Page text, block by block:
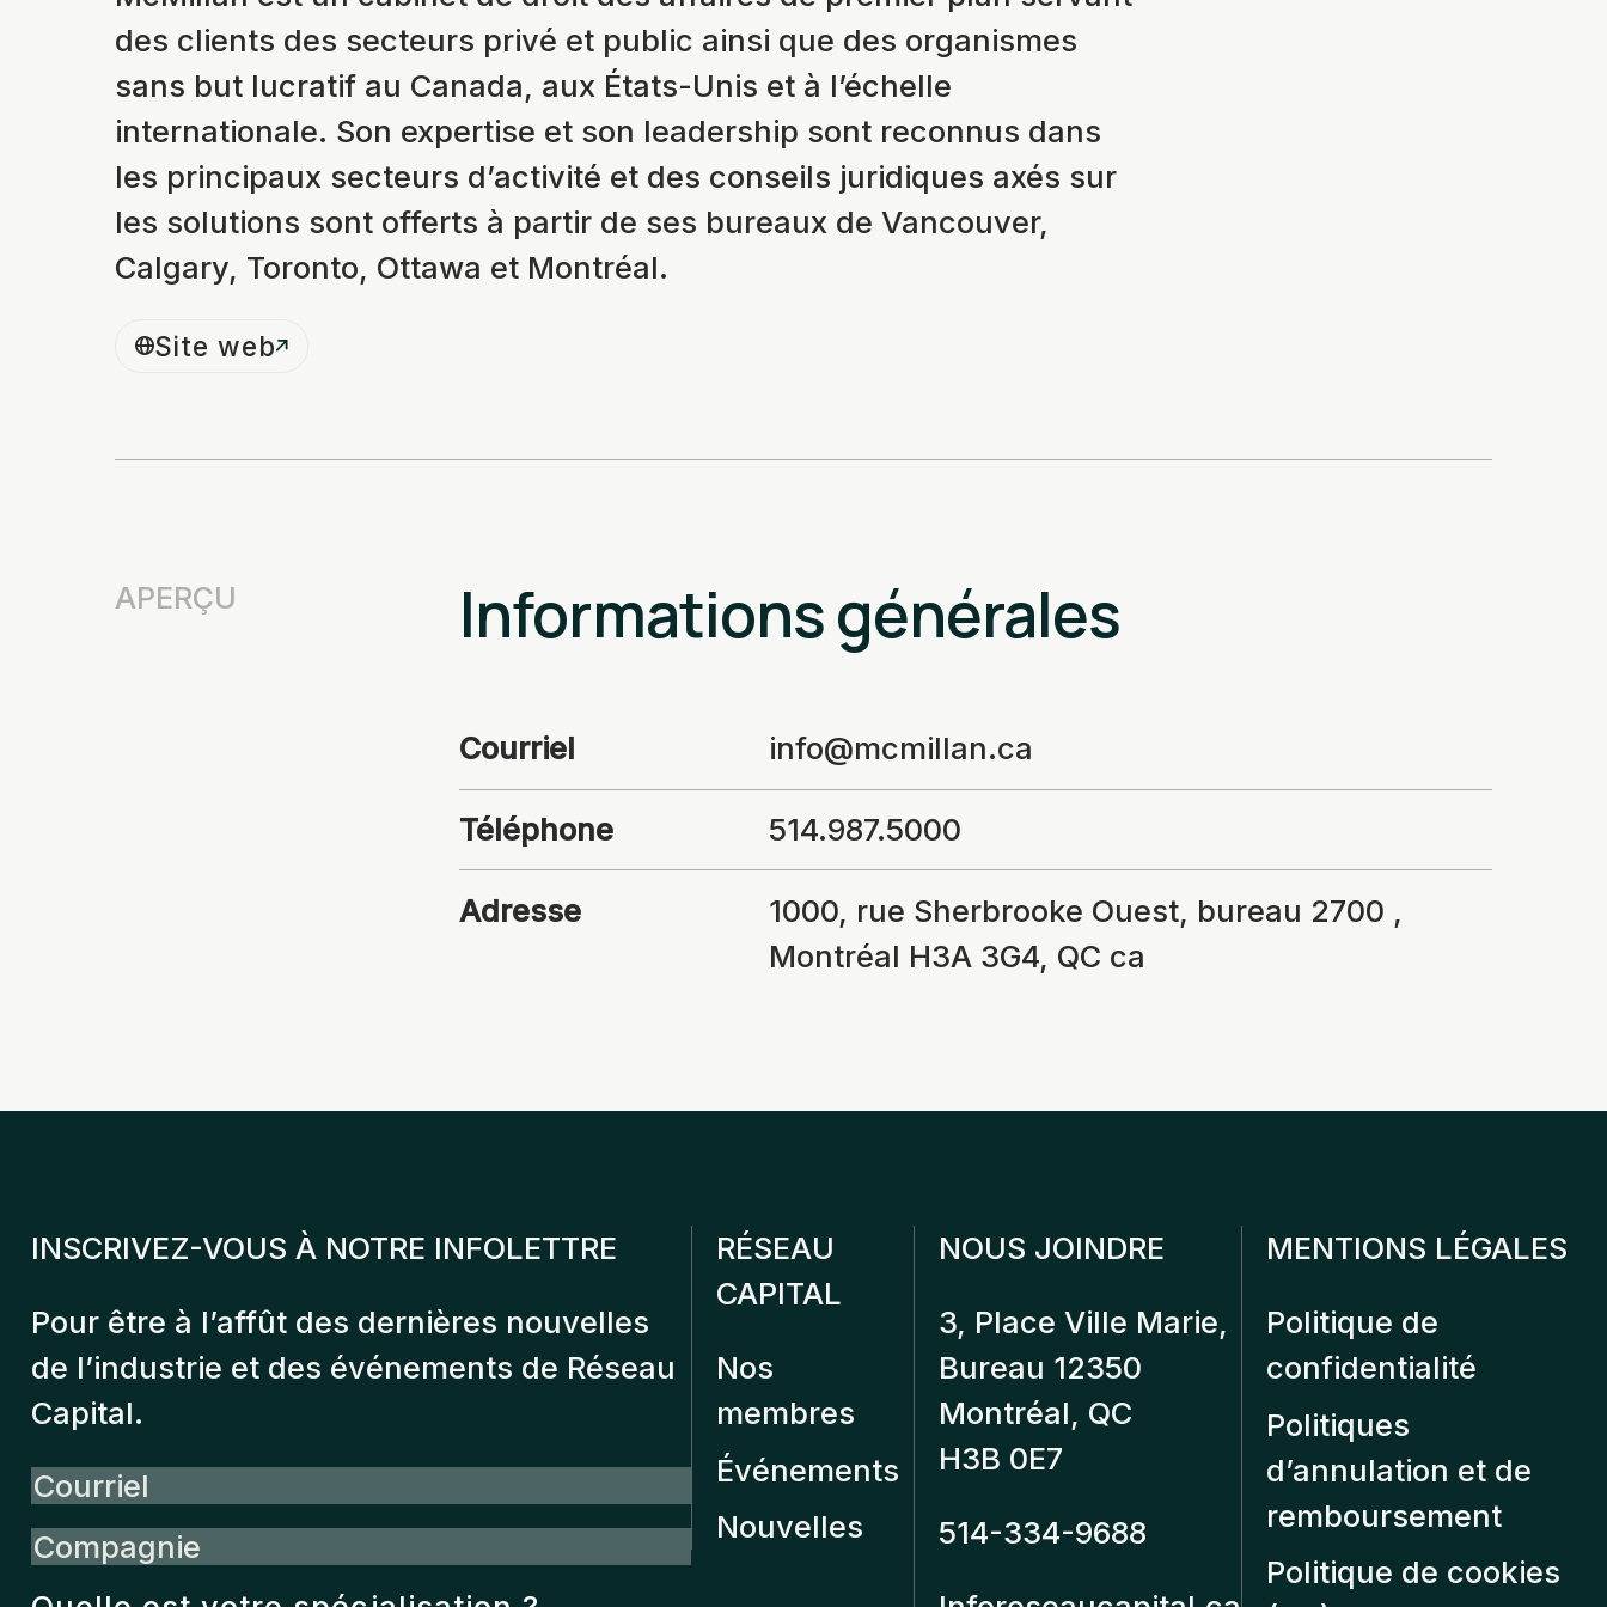
des clients des secteurs privé et public ainsi que des organismes
sans but lucratif au Canada, aux États-Unis et à l’échelle
internationale. Son expertise et son leadership sont reconnus dans
les principaux secteurs d’activité et des conseils juridiques axés sur
les solutions sont offerts à partir de ses bureaux de Vancouver,
Calgary, Toronto, Ottawa et Montréal.
Site web
APERÇU Informations générales
Courriel info@mcmillan.ca
Téléphone 514.987.5000
Adresse
1000, rue Sherbrooke Ouest, bureau 2700 ,
Montréal H3A 3G4, QC ca
INSCRIVEZ-VOUS À NOTRE INFOLETTRE
Pour être à l’affût des dernières nouvelles
de l’industrie et des événements de Réseau
Capital.
Courriel
Compagnie
RÉSEAU
CAPITAL
Nos
membres
Événements
Nouvelles
NOUS JOINDRE
3, Place Ville Marie,
Bureau 12350
Montréal, QC
H3B 0E7
514-334-9688
MENTIONS LÉGALES
Politique de
confidentialité
Politiques
d’annulation et de
remboursement
Politique de cookies